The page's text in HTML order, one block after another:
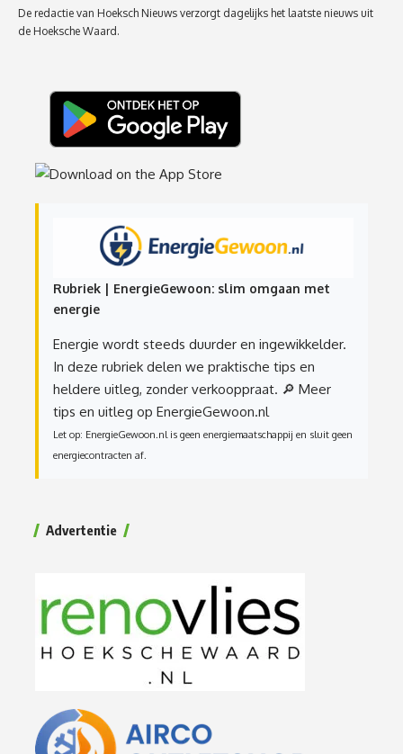
De redactie van Hoeksch Nieuws verzorgt dagelijks het laatste nieuws uit
de Hoeksche Waard.
Rubriek | EnergieGewoon: slim omgaan met
energie
Energie wordt steeds duurder en ingewikkelder.
In deze rubriek delen we praktische tips en
heldere uitleg, zonder verkooppraat. 🔎 Meer
tips en uitleg op EnergieGewoon.nl
Let op: EnergieGewoon.nl is geen energiemaatschappij en sluit geen
energiecontracten af.
Advertentie